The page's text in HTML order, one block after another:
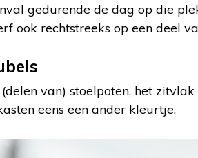
gedurende de dag op die
ook rechtstreeks op een deel
van) stoelpoten, het
eens een ander kleurtje.